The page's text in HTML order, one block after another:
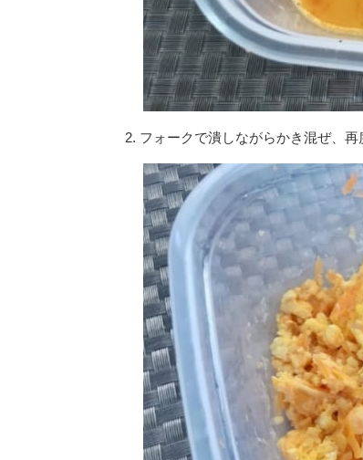
2. フォークで潰しながらかき混ぜ、再